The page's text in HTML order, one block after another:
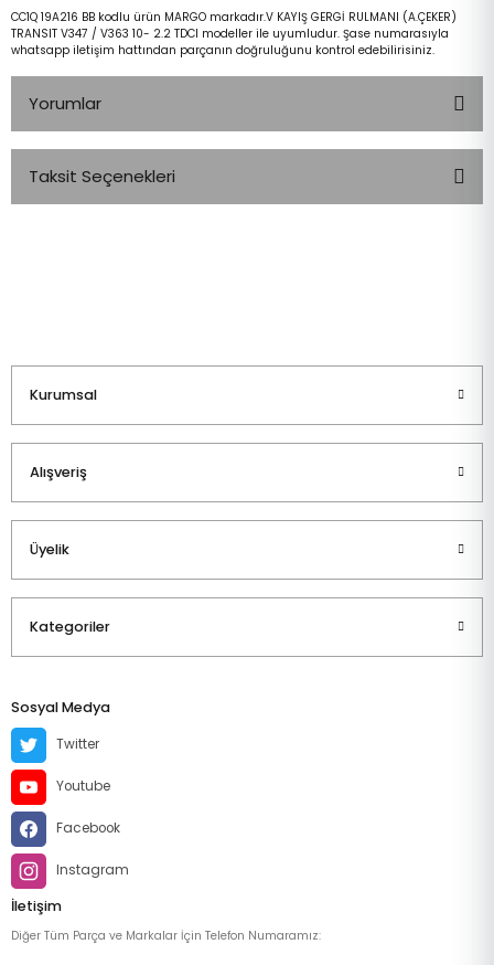
CC1Q 19A216 BB kodlu ürün MARGO markadır.V KAYIŞ GERGİ RULMANI (A.ÇEKER)
TRANSIT V347 / V363 10- 2.2 TDCI modeller ile uyumludur. Şase numarasıyla
whatsapp iletişim hattından parçanın doğruluğunu kontrol edebilirisiniz.
Yorumlar
Taksit Seçenekleri
Kurumsal
Alışveriş
Üyelik
Kategoriler
Sosyal Medya
Twitter
Youtube
Facebook
Instagram
İletişim
Diğer Tüm Parça ve Markalar İçin Telefon Numaramız: